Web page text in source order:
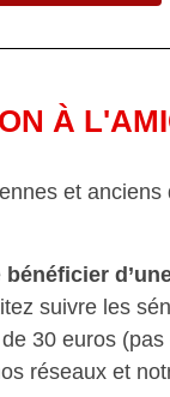
À
et anciens
bénéficier
suivre les
30 euros
réseaux et